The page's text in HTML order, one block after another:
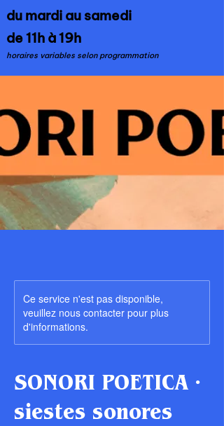
du mardi au samedi
de 11h à 19h
horaires variables selon programmation
Ce service n'est pas disponible,
veuillez nous contacter pour plus
d'informations.
SONORI POETICA ·
siestes sonores